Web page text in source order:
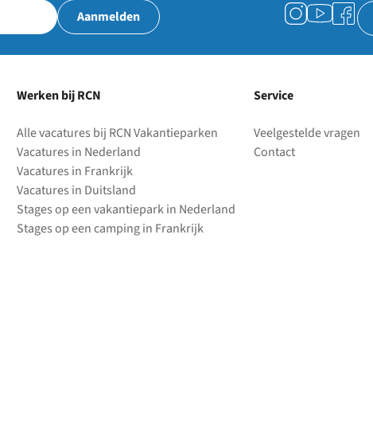
Aanmelden
Werken bij RCN
Alle vacatures bij RCN Vakantieparken
Vacatures in Nederland
Vacatures in Frankrijk
Vacatures in Duitsland
Stages op een vakantiepark in Nederland
Stages op een camping in Frankrijk
Service
Veelgestelde vragen
Contact